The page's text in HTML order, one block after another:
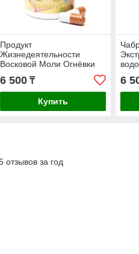
Продукт
Жизнедеятельности
Восковой Моли Огнёвки
(ПЖВМ) в капсулах 60 шт
по 0,5 г. Месячный курс.
6 500₸
Купить
6
отзывов за год